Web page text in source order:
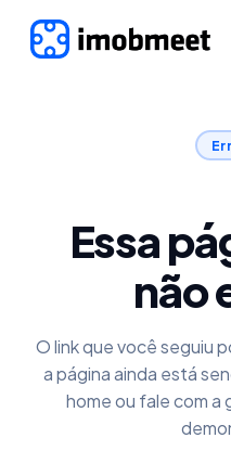
Essa
não
O link que você seguiu
a página ainda está
home ou fale com a